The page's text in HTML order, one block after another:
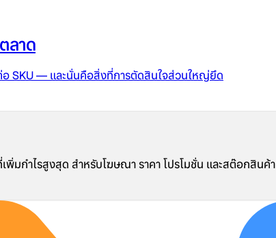
ลาด
ต่อ SKU — และนั่นคือสิ่งที่การตัดสินใจส่วนใหญ่ยึด
พิ่มกำไรสูงสุด สำหรับโฆษณา ราคา โปรโมชั่น และสต๊อกสินค้า